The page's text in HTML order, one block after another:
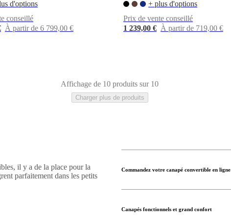
d'options
conseillé
À partir de 6 799,00 €
+ plus d'options
Prix de vente conseillé
1 239,00 € À partir de 719,00 €
Affichage de 10 produits sur 10
Charger plus de produits
il y a de la place pour la
parfaitement dans les petits
Commandez votre canapé convertible en ligne
Canapés fonctionnels et grand confort